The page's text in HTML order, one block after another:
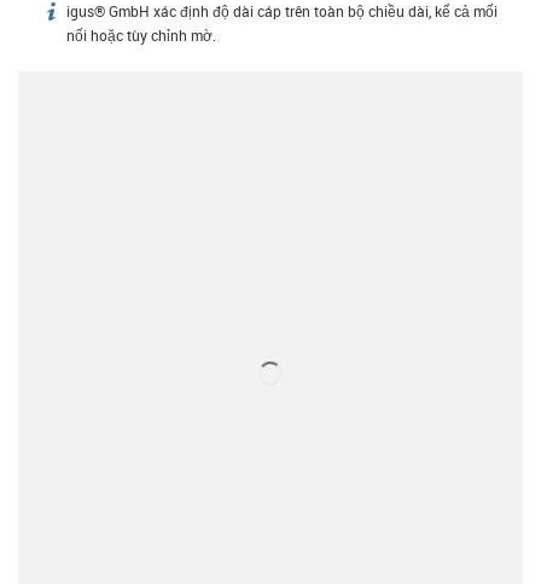
igus-icon-info
igus® GmbH xác định độ dài cáp trên toàn bộ chiều dài, kể cả mối
nối hoặc tùy chỉnh mờ.